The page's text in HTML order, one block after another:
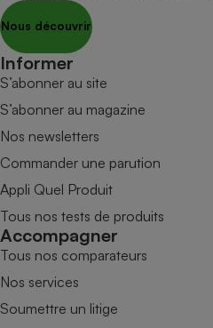
Nous découvrir
Informer
S’abonner au site
S’abonner au magazine
Nos newsletters
Commander une parution
Appli Quel Produit
Tous nos tests de produits
Accompagner
Tous nos comparateurs
Nos services
Soumettre un litige